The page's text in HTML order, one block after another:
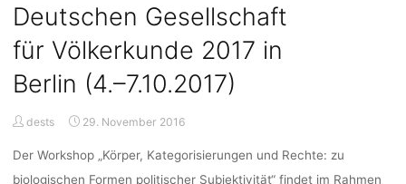
für
den
Bereich
„Nachhaltige
Zukünfte
sozio-
Infrastruktursysteme“
am
Deutschen Gesellschaft
für Völkerkunde 2017 in
Berlin (4.–7.10.2017)
dests 29. November 2016
Der Workshop „Körper, Kategorisierungen und Rechte: zu
biologischen Formen politischer Subjektivität“ findet im Rahmen